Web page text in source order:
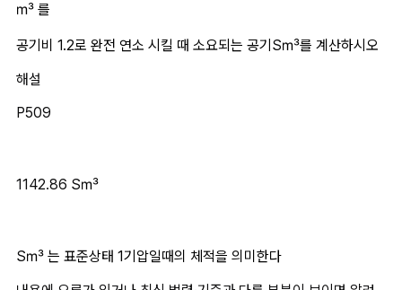
㎥ 를
공기비 1.2로 완전 연소 시킬 때 소요되는 공기S㎥를 계산하시오
해설
P509
1142.86 S㎥
S㎥ 는 표준상태 1기압일때의 체적을 의미한다